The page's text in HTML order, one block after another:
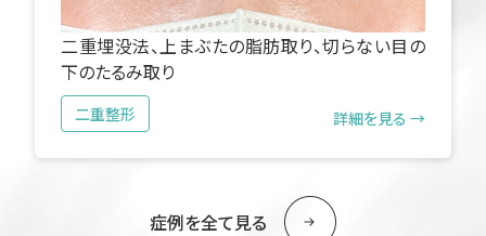
二重埋没法、上まぶたの脂肪取り、切らない目の
下のたるみ取り
二重整形 詳細を見る →
症例を全て見る